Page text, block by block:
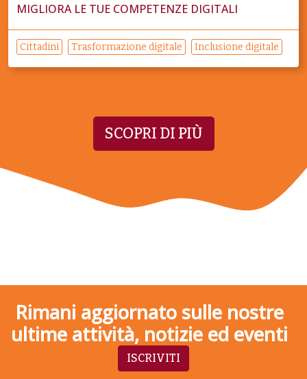
MIGLIORA LE TUE COMPETENZE DIGITALI
Cittadini Trasformazione digitale Inclusione digitale
SCOPRI DI PIÙ
Rimani aggiornato sulle nostre
ultime attività, notizie ed eventi
ISCRIVITI